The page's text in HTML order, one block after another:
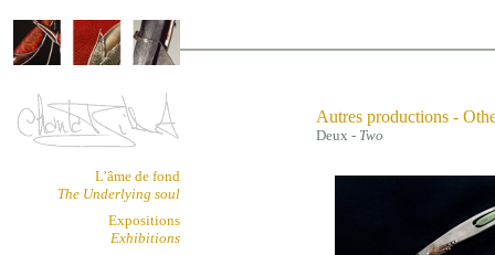
L’âme de fond
The Underlying soul
Expositions
Exhibitions
Autres productions -
Deux - Two